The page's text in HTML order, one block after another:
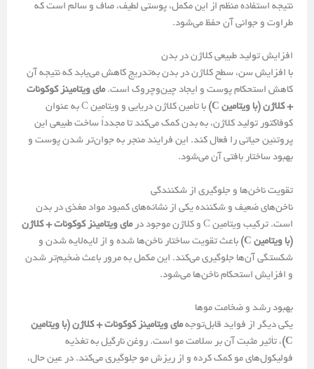
نتیجه استفاده منظم از این مکمل، پوستی لطیف، صاف و سالم است که
طراوت و جوانی آن حفظ می‌شود.
افزایش تولید طبیعی کلاژن در بدن
با افزایش سن، سطح کلاژن در بدن به‌تدریج کاهش می‌یابد که نتیجه آن
کاهش استحکام پوست و ایجاد چین‌وچروک است.مای‌ ویتامینز کوکونات
+ کلاژن (با ویتامین C)
با تأمین کلاژن دریایی و ویتامین C به عنوان
کوفاکتور تولید کلاژن، به بدن کمک می‌کند تا مجدداً ساخت طبیعی این
پروتئین حیاتی را فعال کند. این فرایند منجر به جوان‌تر شدن پوست و
بهبود ساختار بافتی آن می‌شود.
تقویت ناخن‌ها و جلوگیری از شکنندگی
ناخن‌های ضعیف و شکننده یکی از نشانه‌های کمبود مواد مغذی در بدن
است. ترکیب ویتامین C و کلاژن موجود در
مای‌ ویتامینز کوکونات + کلاژن
(با ویتامین C)
باعث تقویت ساختار ناخن‌ها شده و از لایه‌لایه شدن و
شکستگی آن‌ها جلوگیری می‌کند. این مکمل به مرور باعث ضخیم‌تر شدن
و افزایش استحکام ناخن‌ها می‌شود.
بهبود رشد و ضخامت موها
یکی دیگر از فواید قابل‌توجهمای‌ ویتامینز کوکونات + کلاژن (با ویتامین
C) ، تأثیر مثبت آن بر سلامت مو است. روغن نارگیل به تغذیه
فولیکول‌های مو کمک کرده و از ریزش مو جلوگیری می‌کند. در عین حال،